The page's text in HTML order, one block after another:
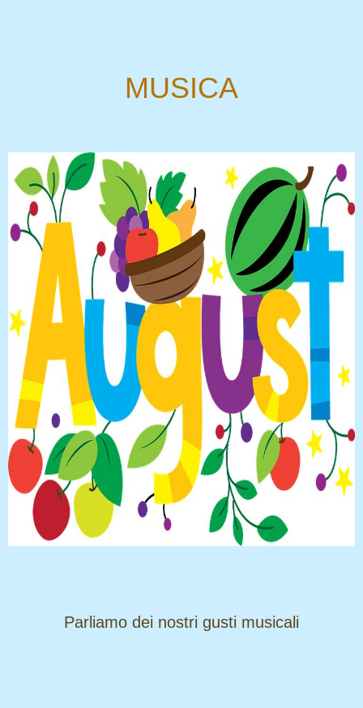
MUSICA
​​​​​​​Parliamo dei nostri gusti musicali